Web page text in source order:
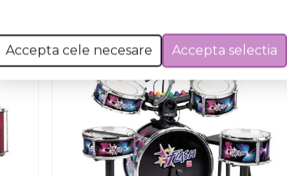
Accepta cele necesare Accepta selectia